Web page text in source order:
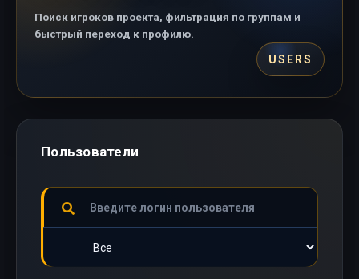
Поиск игроков проекта, фильтрация по группам и
быстрый переход к профилю.
USERS
Пользователи